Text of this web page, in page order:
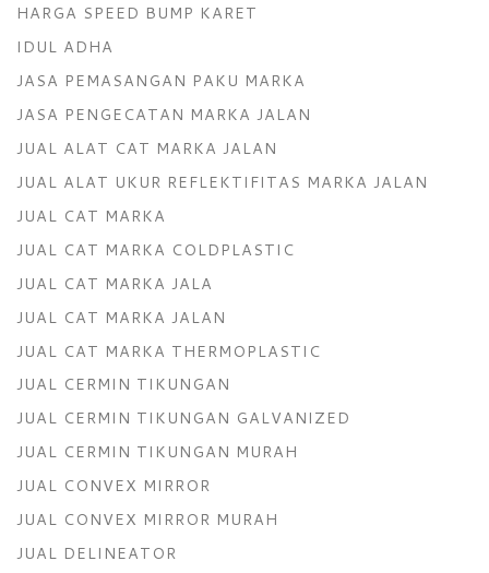
HARGA SPEED BUMP KARET
IDUL ADHA
JASA PEMASANGAN PAKU MARKA
JASA PENGECATAN MARKA JALAN
JUAL ALAT CAT MARKA JALAN
JUAL ALAT UKUR REFLEKTIFITAS MARKA JALAN
JUAL CAT MARKA
JUAL CAT MARKA COLDPLASTIC
JUAL CAT MARKA JALA
JUAL CAT MARKA JALAN
JUAL CAT MARKA THERMOPLASTIC
JUAL CERMIN TIKUNGAN
JUAL CERMIN TIKUNGAN GALVANIZED
JUAL CERMIN TIKUNGAN MURAH
JUAL CONVEX MIRROR
JUAL CONVEX MIRROR MURAH
JUAL DELINEATOR